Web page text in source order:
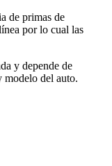
de primas de
por lo cual las
y depende de
modelo del auto.